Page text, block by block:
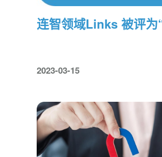
连智领域Links 被评为
2023-03-15